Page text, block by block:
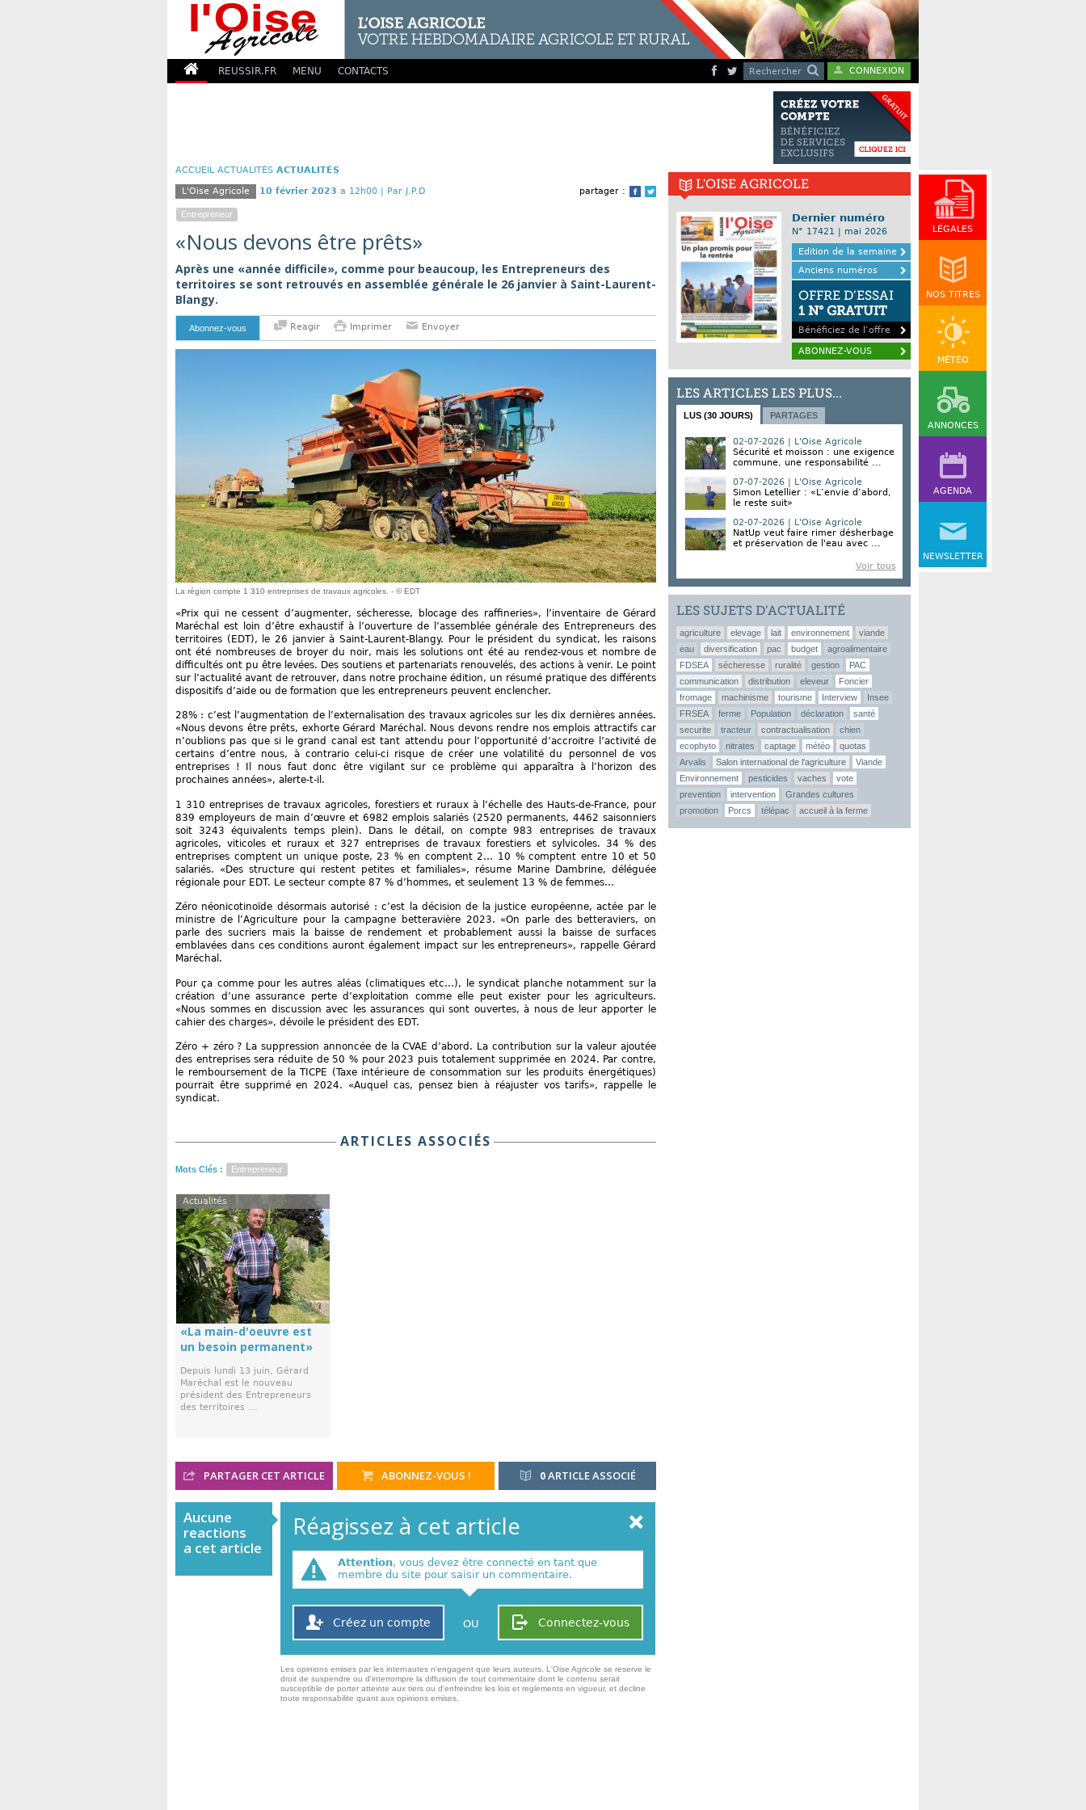
REUSSIR.FR MENU CONTACTS Rechercher CONNEXION
LÉGALES
NOS TITRES
MÉTÉO
ANNONCES
AGENDA
NEWSLETTER
ACCUEIL ACTUALITÉS ACTUALITÉS
partager :
Facebook
Twitter
L'Oise Agricole 10 février 2023 a 12h00 | Par J.P.D
Entrepreneur
«Nous devons être prêts»
Après une «année difficile», comme pour beaucoup, les Entrepreneurs des
territoires se sont retrouvés en assemblée générale le 26 janvier à Saint-Laurent-
Blangy.
Abonnez-vous Reagir Imprimer Envoyer
La région compte 1 310 entreprises de travaux agricoles. - © EDT
«Prix qui ne cessent d’augmenter, sécheresse, blocage des raffineries», l’inventaire de Gérard
Maréchal est loin d’être exhaustif à l’ouverture de l’assemblée générale des Entrepreneurs des
territoires (EDT), le 26 janvier à Saint-Laurent-Blangy. Pour le président du syndicat, les raisons
ont été nombreuses de broyer du noir, mais les solutions ont été au rendez-vous et nombre de
difficultés ont pu être levées. Des soutiens et partenariats renouvelés, des actions à venir. Le point
sur l’actualité avant de retrouver, dans notre prochaine édition, un résumé pratique des différents
dispositifs d’aide ou de formation que les entrepreneurs peuvent enclencher.
28% : c’est l’augmentation de l’externalisation des travaux agricoles sur les dix dernières années.
«Nous devons être prêts, exhorte Gérard Maréchal. Nous devons rendre nos emplois attractifs car
n’oublions pas que si le grand canal est tant attendu pour l’opportunité d’accroitre l’activité de
certains d’entre nous, à contrario celui-ci risque de créer une volatilité du personnel de vos
entreprises ! Il nous faut donc être vigilant sur ce problème qui apparaîtra à l’horizon des
prochaines années», alerte-t-il.
1 310 entreprises de travaux agricoles, forestiers et ruraux à l’échelle des Hauts-de-France, pour
839 employeurs de main d’œuvre et 6982 emplois salariés (2520 permanents, 4462 saisonniers
soit 3243 équivalents temps plein). Dans le détail, on compte 983 entreprises de travaux
agricoles, viticoles et ruraux et 327 entreprises de travaux forestiers et sylvicoles. 34 % des
entreprises comptent un unique poste, 23 % en comptent 2… 10 % comptent entre 10 et 50
salariés. «Des structure qui restent petites et familiales», résume Marine Dambrine, déléguée
régionale pour EDT. Le secteur compte 87 % d’hommes, et seulement 13 % de femmes…
Zéro néonicotinoïde désormais autorisé : c’est la décision de la justice européenne, actée par le
ministre de l’Agriculture pour la campagne betteravière 2023. «On parle des betteraviers, on
parle des sucriers mais la baisse de rendement et probablement aussi la baisse de surfaces
emblavées dans ces conditions auront également impact sur les entrepreneurs», rappelle Gérard
Maréchal.
Pour ça comme pour les autres aléas (climatiques etc...), le syndicat planche notamment sur la
création d’une assurance perte d’exploitation comme elle peut exister pour les agriculteurs.
«Nous sommes en discussion avec les assurances qui sont ouvertes, à nous de leur apporter le
cahier des charges», dévoile le président des EDT.
Zéro + zéro ? La suppression annoncée de la CVAE d’abord. La contribution sur la valeur ajoutée
des entreprises sera réduite de 50 % pour 2023 puis totalement supprimée en 2024. Par contre,
le remboursement de la TICPE (Taxe intérieure de consommation sur les produits énergétiques)
pourrait être supprimé en 2024. «Auquel cas, pensez bien à réajuster vos tarifs», rappelle le
syndicat.
ARTICLES ASSOCIÉS
Mots Clés : Entrepreneur
Actualités
«La main-d'oeuvre est
un besoin permanent»
Depuis lundi 13 juin, Gérard
Maréchal est le nouveau
président des Entrepreneurs
des territoires ...
0ARTICLE ASSOCIÉ
PARTAGER CET ARTICLE ABONNEZ-VOUS !
Aucune
reactions
a cet article
Réagissez à cet article
Attention, vous devez être connecté en tant que
membre du site pour saisir un commentaire.
Connectez-vous
Créez un compte OU
Les opinions emises par les internautes n'engagent que leurs auteurs. L'Oise Agricole se reserve le
droit de suspendre ou d'interrompre la diffusion de tout commentaire dont le contenu serait
susceptible de porter atteinte aux tiers ou d'enfreindre les lois et reglements en vigueur, et decline
toute responsabilite quant aux opinions emises,
L'OISE AGRICOLE
Dernier numéro
N° 17421 | mai 2026
Edition de la semaine
Anciens numéros
OFFRE D’ESSAI
1 N° GRATUIT
Bénéficiez de l’offre
ABONNEZ-VOUS
LES ARTICLES LES PLUS...
LUS (30 JOURS) PARTAGES
02-07-2026 | L'Oise Agricole
Sécurité et moisson : une exigence
commune, une responsabilité ...
07-07-2026 | L'Oise Agricole
Simon Letellier : «L’envie d’abord,
le reste suit»
02-07-2026 | L'Oise Agricole
NatUp veut faire rimer désherbage
et préservation de l'eau avec ...
Voir tous
LES SUJETS D’ACTUALITÉ
agriculture elevage lait environnement
viande
eau
diversification pac budget
agroalimentaire
FDSEA
sécheresse ruralité gestion
PAC
communication
distribution eleveur
Foncier
fromage
machinisme tourisme Interview
Insee
FRSEA
ferme Population déclaration
santé
securite
tracteur contractualisation
chien
ecophyto
nitrates captage météo
quotas
Arvalis
Salon international de l'agriculture
Viande
Environnement
pesticides vaches
vote
prevention
intervention
Grandes cultures
promotion
Porcs télépac accueil à la ferme